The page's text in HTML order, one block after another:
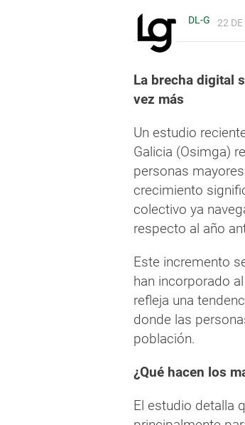
DL-G 22
La brecha digital
vez más
Un estudio
Galicia (Osimga)
personas
crecimiento
colectivo ya
respecto al año
Este incremento
han incorporado
refleja una
donde las
población.
¿Qué hacen los
El estudio detalla